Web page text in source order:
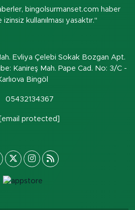
bingolsurmanset.com haber
kullanılması yasaktır."
Evliya Çelebi Sokak Bozgan Apt.
Kanireş Mah. Pape Cad. No: 3/C -
Bingöl
05432134367
[email protected]